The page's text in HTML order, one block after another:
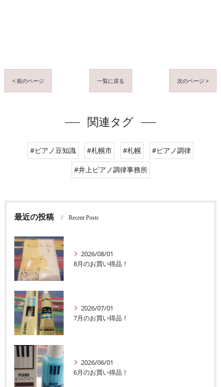
< 前のページ 一覧に戻る 次のページ >
関連タグ
#ピアノ豆知識 #札幌市 #札幌 #ピアノ調律
#井上ピアノ調律事務所
最近の投稿 Recent Posts
2026/08/01
8月のお買い得品！
2026/07/01
7月のお買い得品！
2026/06/01
6月のお買い得品！